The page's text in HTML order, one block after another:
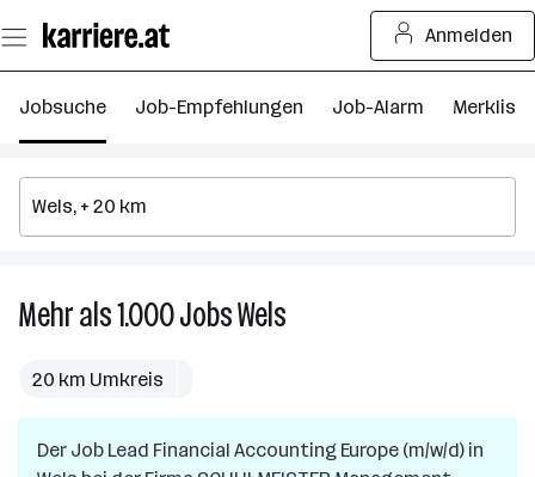
Seiteninhalt
springen
Anmelden
Jobsuche Job-Empfehlungen Job-Alarm Merkliste
Mehr als 1.000JobsWels
in
Wels
20 km Umkreis
Der Job Lead Financial Accounting Europe (m/w/d) in